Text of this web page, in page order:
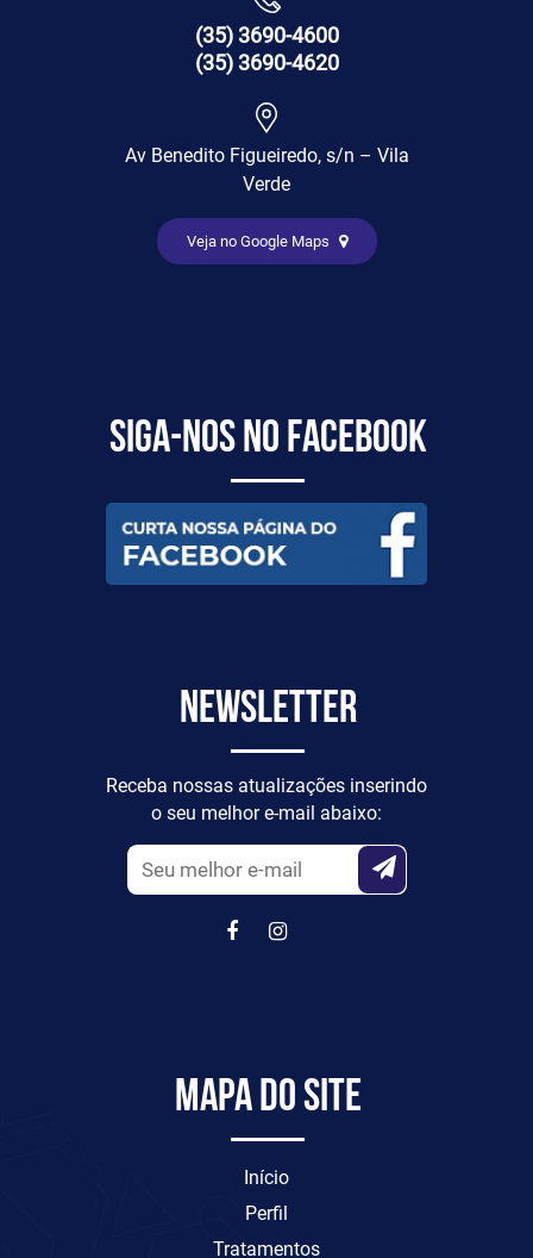
(35) 3690-4600
(35) 3690-4620
Av Benedito Figueiredo, s/n – Vila
Verde
Veja no Google Maps
Siga-nos no Facebook
Newsletter
Receba nossas atualizações inserindo
o seu melhor e-mail abaixo:
Mapa do site
Início
Perfil
Tratamentos